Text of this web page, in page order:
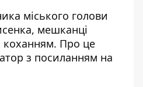
міського голови
мешканці
Про це
з посиланням на